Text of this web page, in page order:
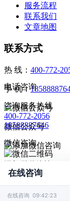
服务流程
联系我们
文章地图
联系方式
热 线： 400-772-
手 机：
微信公众号
© 2026深圳市德
2025393459号-1
电话咨询
咨询服务热线
400-772-2056
18588887646
微信咨询
扫码添加微信咨询
给我回电
在线咨询
在线咨询 09:42:23